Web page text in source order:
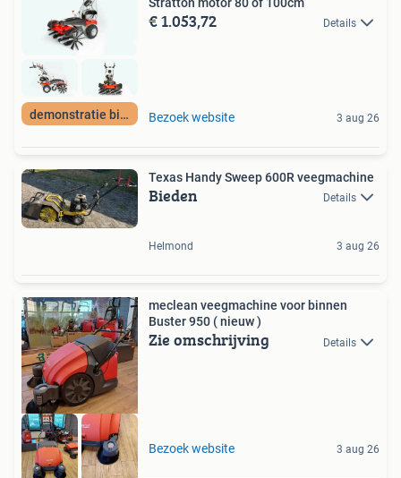
demonstratie bij U
€ 1.053,72 Details
Bezoek website 3 aug 26
Texas Handy Sweep 600R veegmachine
Bieden Details
Helmond 3 aug 26
meclean veegmachine voor binnen
Buster 950 ( nieuw )
Zie omschrijving Details
Bezoek website 3 aug 26